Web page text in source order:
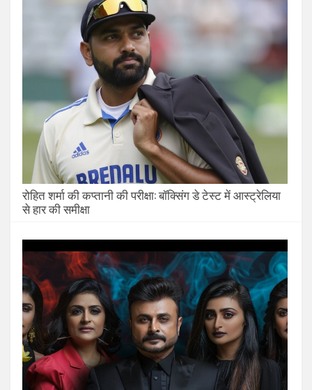
रोहित शर्मा की कप्तानी की परीक्षा: बॉक्सिंग डे टेस्ट में आस्ट्रेलिया
से हार की समीक्षा